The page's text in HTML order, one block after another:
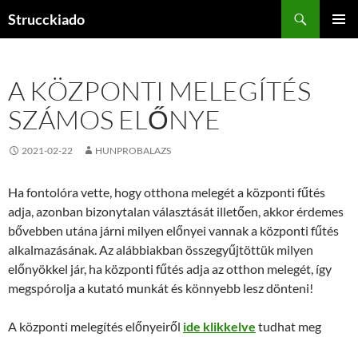
Strucckiado
A KÖZPONTI MELEGÍTÉS
SZÁMOS ELŐNYE
2021-02-22 HUNPROBALAZS
Ha fontolóra vette, hogy otthona melegét a központi fűtés
adja, azonban bizonytalan választását illetően, akkor érdemes
bővebben utána járni milyen előnyei vannak a központi fűtés
alkalmazásának. Az alábbiakban összegyűjtöttük milyen
előnyökkel jár, ha központi fűtés adja az otthon melegét, így
megspórolja a kutató munkát és könnyebb lesz dönteni!
A központi melegítés előnyeiről ide klikkelve tudhat meg